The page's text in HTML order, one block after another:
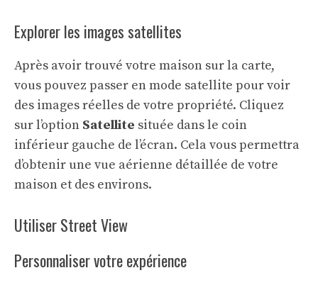
Explorer les images satellites
Après avoir trouvé votre maison sur la carte,
vous pouvez passer en mode satellite pour voir
des images réelles de votre propriété. Cliquez
sur l’option Satellite située dans le coin
inférieur gauche de l’écran. Cela vous permettra
d’obtenir une vue aérienne détaillée de votre
maison et des environs.
Utiliser Street View
Personnaliser votre expérience